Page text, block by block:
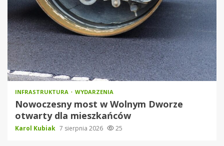
INFRASTRUKTURA WYDARZENIA
Nowoczesny most w Wolnym Dworze
otwarty dla mieszkańców
Karol Kubiak 7 sierpnia 2026 25